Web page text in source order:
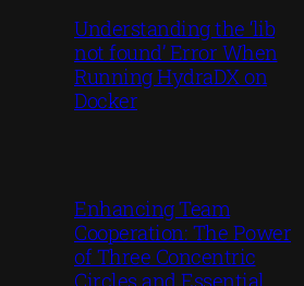
Understanding the ‘lib
not found’ Error When
Running HydraDX on
Docker
Enhancing Team
Cooperation: The Power
of Three Concentric
Circles and Essential